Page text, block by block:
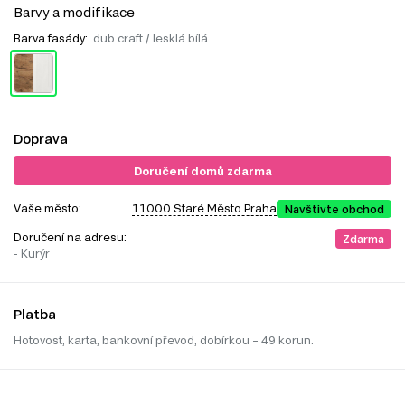
Barvy a modifikace
Barva fasády: dub craft / lesklá bílá
Doprava
Doručení domů zdarma
Vaše město: 11000 Staré Město Praha Navštivte obchod
Doručení na adresu:
- Kurýr
Zdarma
Platba
Hotovost, karta, bankovní převod, dobírkou – 49 korun.